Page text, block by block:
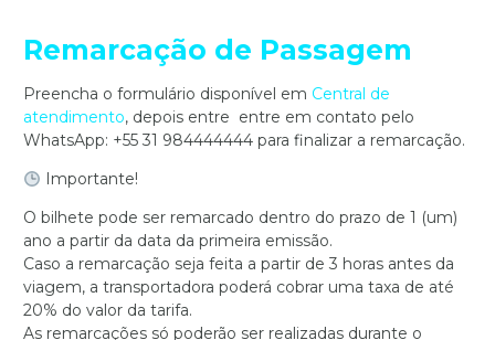
Remarcação de Passagem
Preencha o formulário disponível em Central de
atendimento, depois entre entre em contato pelo
WhatsApp: +55 31 984444444 para finalizar a remarcação.
Importante!
O bilhete pode ser remarcado dentro do prazo de 1 (um)
ano a partir da data da primeira emissão.
Caso a remarcação seja feita a partir de 3 horas antes da
viagem, a transportadora poderá cobrar uma taxa de até
20% do valor da tarifa.
As remarcações só poderão ser realizadas durante o